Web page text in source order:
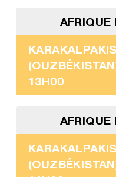
AFRIQUE
13H00
AFRIQUE